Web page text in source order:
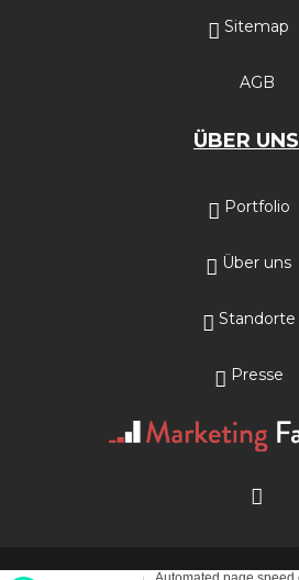
Sitemap
AGB
ÜBER UNS
Portfolio
Über uns
Standorte
Presse